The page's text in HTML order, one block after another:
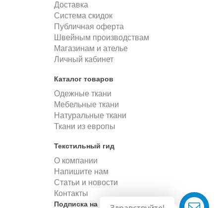
Доставка
Система скидок
Публичная оферта
Швейным производствам
Магазинам и ателье
Личный кабинет
Каталог товаров
Одежные ткани
Мебельные ткани
Натуральные ткани
Ткани из европы
Текстильный гид
О компании
Напишите нам
Статьи и новости
Контакты
Подписка на новости